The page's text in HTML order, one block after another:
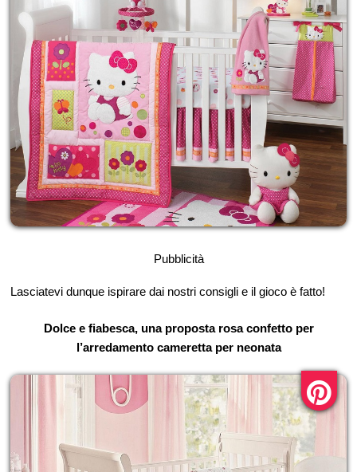
Pubblicità
Lasciatevi dunque ispirare dai nostri consigli e il gioco è fatto!
Dolce e fiabesca, una proposta rosa confetto per
l’arredamento cameretta per neonata